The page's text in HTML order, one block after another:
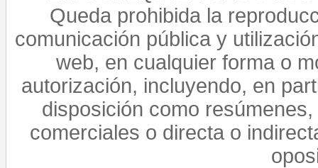
Queda prohibida la
comunicación pública y
web, en cualquier forma o
autorización, incluyendo, en
disposición como
comerciales o directa o